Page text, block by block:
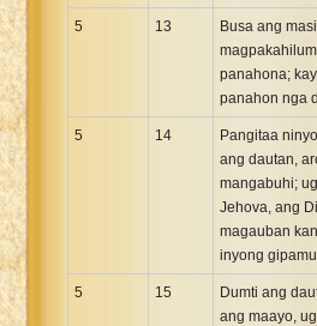
5 13
Busa ang
panahona;
panahon nga
5 14
Pangitaa
ang dautan,
mangabuhi;
Jehova, ang
magauban
inyong
5 15
Dumti ang
ang maayo,